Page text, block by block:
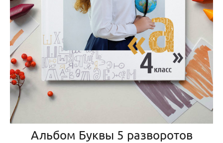
Альбом Буквы 5 разворотов